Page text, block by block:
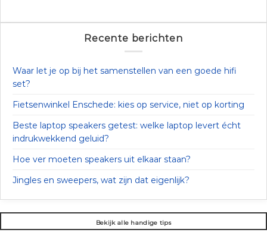
Recente berichten
Waar let je op bij het samenstellen van een goede hifi
set?
Fietsenwinkel Enschede: kies op service, niet op korting
Beste laptop speakers getest: welke laptop levert écht
indrukwekkend geluid?
Hoe ver moeten speakers uit elkaar staan?
Jingles en sweepers, wat zijn dat eigenlijk?
Bekijk alle handige tips